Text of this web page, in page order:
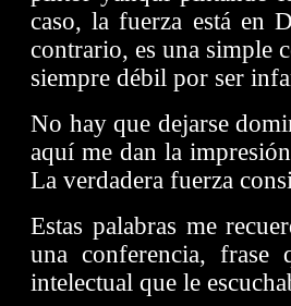
caso, la fuerza está en
contrario, es una simple
siempre débil por ser
No hay que dejarse
aquí me dan la
La verdadera fuerza
Estas palabras me
una conferencia,
intelectual que le